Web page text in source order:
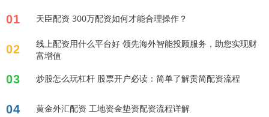
01 天臣配资 300万配资如何才能合理操作？
02
线上配资用什么平台好 领先海外智能投顾服务，助您实现财
富增值
03 炒股怎么玩杠杆 股票开户必读：简单了解贡简配资流程
04 黄金外汇配资 工地资金垫资配资流程详解